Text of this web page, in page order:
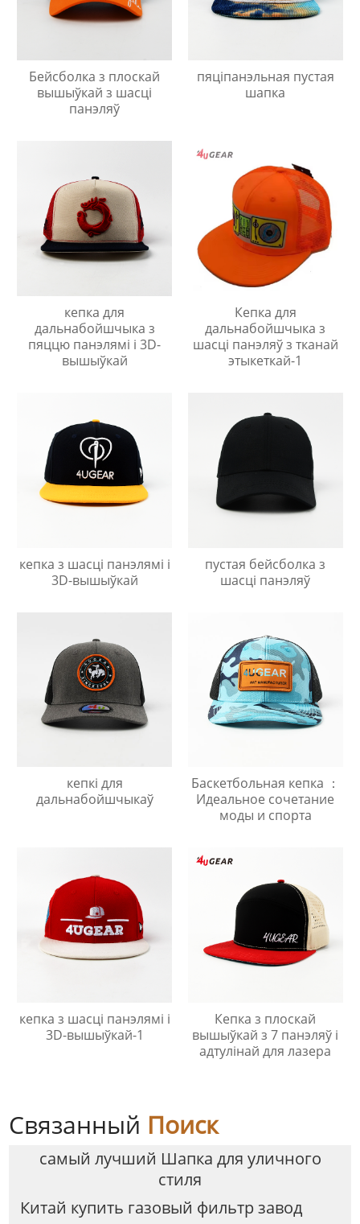
Бейсболка з плоскай
вышыўкай з шасці
панэляў
пяціпанэльная пустая
шапка
кепка для
дальнабойшчыка з
пяццю панэлямі і 3D-
вышыўкай
Кепка для
дальнабойшчыка з
шасці панэляў з тканай
этыкеткай-1
кепка з шасці панэлямі і
3D-вышыўкай
пустая бейсболка з
шасці панэляў
кепкі для
дальнабойшчыкаў
Баскетбольная кепка ：
Идеальное сочетание
моды и спорта
кепка з шасці панэлямі і
3D-вышыўкай-1
Кепка з плоскай
вышыўкай з 7 панэляў і
адтулінай для лазера
Связанный Поиск
самый лучший Шапка для уличного
стиля
Китай купить газовый фильтр завод